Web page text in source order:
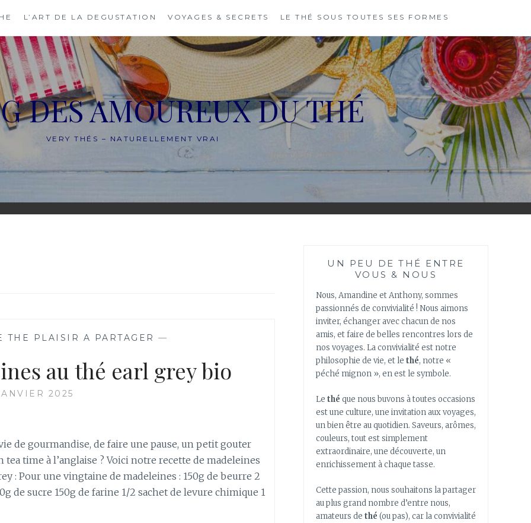
L’ART DE LA DEGUSTATION VOYAGES & SECRETS LE THÉ SOUS TOUTES SES FORMES
DES AMOUREUX DU THÉ
VERY THÉS – NATURELLEMENT VRAI
THE PLAISIR A PARTAGER —
au thé earl grey bio
2025
de gourmandise, de faire une pause, un petit gouter
tea time à l’anglaise ? Voici notre recette de madeleines
: Pour une vingtaine de madeleines : 150g de beurre 2
de sucre 150g de farine 1/2 sachet de levure chimique 1
UN PEU DE THÉ ENTRE
VOUS & NOUS
Nous, Amandine et Anthony, sommes
passionnés de convivialité ! Nous aimons
inviter, échanger avec chacun de nos
amis, et faire de belles rencontres lors de
nos voyages. La convivialité est notre
philosophie de vie, et le thé, notre «
péché mignon », en est le symbole.
Le thé que nous buvons à toutes occasions
est une culture, une invitation aux voyages,
un bien être au quotidien. Saveurs, arômes,
couleurs, tout est simplement
extraordinaire, une découverte, un
enrichissement à chaque tasse.
Cette passion, nous souhaitons la partager
au plus grand nombre d’entre nous,
amateurs de thé (ou pas), car la convivialité